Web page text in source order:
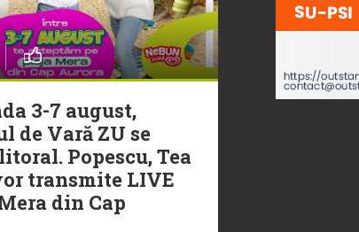
3-7 august,
de Vară ZU se
Popescu, Tea
transmite LIVE
din Cap